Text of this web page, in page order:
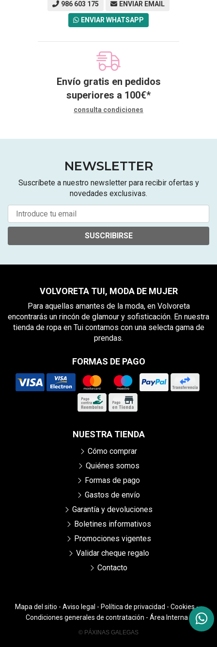
986 603 175 ENVIAR EMAIL
ENVIAR WHATSAPP
Envío gratis en pedidos
superiores a 100€*
consulta condiciones
NEWSLETTER
Suscríbete a nuestro newsletter para recibir ofertas y
novedades exclusivas.
SUSCRIBIRSE
VOLVORETA TUI, MODA DE MUJER
Para aquellas amantes de la moda, en Volvoreta
encontrarás un rincón de glamour y sofisticación. En nuestra
tienda de ropa en Tui contamos con una selecta gama de
prendas.
FORMAS DE PAGO
NUESTRA TIENDA
Cómo comprar
Quiénes somos
Formas de pago
Gastos de envío
Garantía y devoluciones
Boletines informativos
Promociones vigentes
Validar cheque regalo
Contacto
Mapa del sitio - Aviso legal - Política de privacidad - Cookies-
Condiciones generales de contratación - Área Interna
© PÁXINAS GALEGAS